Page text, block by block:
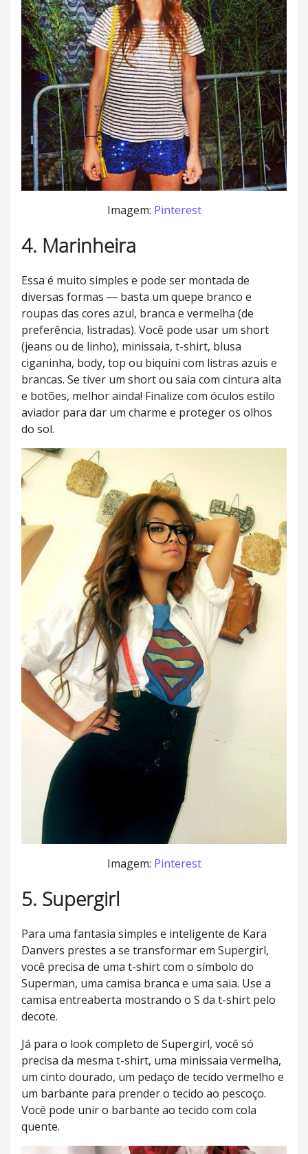
Imagem: Pinterest
4. Marinheira
Essa é muito simples e pode ser montada de
diversas formas ― basta um quepe branco e
roupas das cores azul, branca e vermelha (de
preferência, listradas). Você pode usar um short
(jeans ou de linho), minissaia, t-shirt, blusa
ciganinha, body, top ou biquíni com listras azuis e
brancas. Se tiver um short ou saia com cintura alta
e botões, melhor ainda! Finalize com óculos estilo
aviador para dar um charme e proteger os olhos
do sol.
Imagem: Pinterest
5. Supergirl
Para uma fantasia simples e inteligente de Kara
Danvers prestes a se transformar em Supergirl,
você precisa de uma t-shirt com o símbolo do
Superman, uma camisa branca e uma saia. Use a
camisa entreaberta mostrando o S da t-shirt pelo
decote.
Já para o look completo de Supergirl, você só
precisa da mesma t-shirt, uma minissaia vermelha,
um cinto dourado, um pedaço de tecido vermelho e
um barbante para prender o tecido ao pescoço.
Você pode unir o barbante ao tecido com cola
quente.